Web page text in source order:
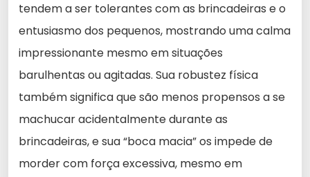
tendem a ser tolerantes com as brincadeiras e o
entusiasmo dos pequenos, mostrando uma calma
impressionante mesmo em situações
barulhentas ou agitadas. Sua robustez física
também significa que são menos propensos a se
machucar acidentalmente durante as
brincadeiras, e sua “boca macia” os impede de
morder com força excessiva, mesmo em